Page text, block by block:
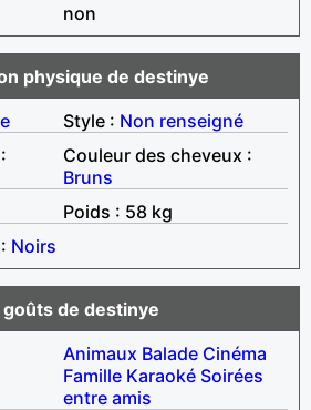
non
physique de destinye
Style : Non renseigné
Couleur des cheveux :
Bruns
Poids : 58 kg
Noirs
goûts de destinye
Animaux Balade Cinéma
Famille Karaoké Soirées
entre amis